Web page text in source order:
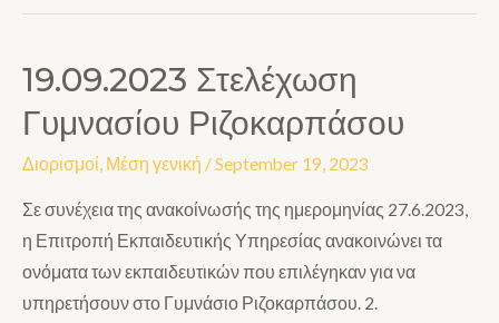
19.09.2023 Στελέχωση
Γυμνασίου Ριζοκαρπάσου
Διορισμοί, Μέση γενική /September 19, 2023
Σε συνέχεια της ανακοίνωσής της ημερομηνίας 27.6.2023,
η Επιτροπή Εκπαιδευτικής Υπηρεσίας ανακοινώνει τα
ονόματα των εκπαιδευτικών που επιλέγηκαν για να
υπηρετήσουν στο Γυμνάσιο Ριζοκαρπάσου. 2.